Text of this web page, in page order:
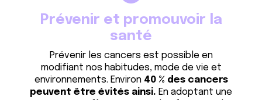
Prévenir et promouvoir la
santé
Prévenir les cancers est possible en
modifiant nos habitudes, mode de vie et
environnements. Environ 40 % des cancers
peuvent être évités ainsi. En adoptant une